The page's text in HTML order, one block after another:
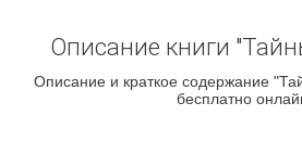
Описание книги
Описание и краткое содержание
бесплатно